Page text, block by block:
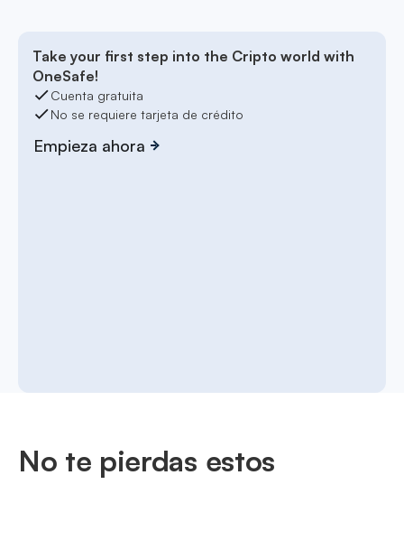
Take your first step into the Cripto world with
OneSafe!
Cuenta gratuita
No se requiere tarjeta de crédito
Empieza ahora
No te pierdas estos